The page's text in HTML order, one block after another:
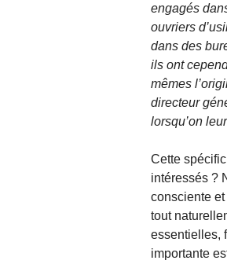
engagés
ouvriers
dans des
ils ont
mêmes
directeur
lorsqu’on
Cette
intéressés ?
consciente
tout
essentielles,
importante